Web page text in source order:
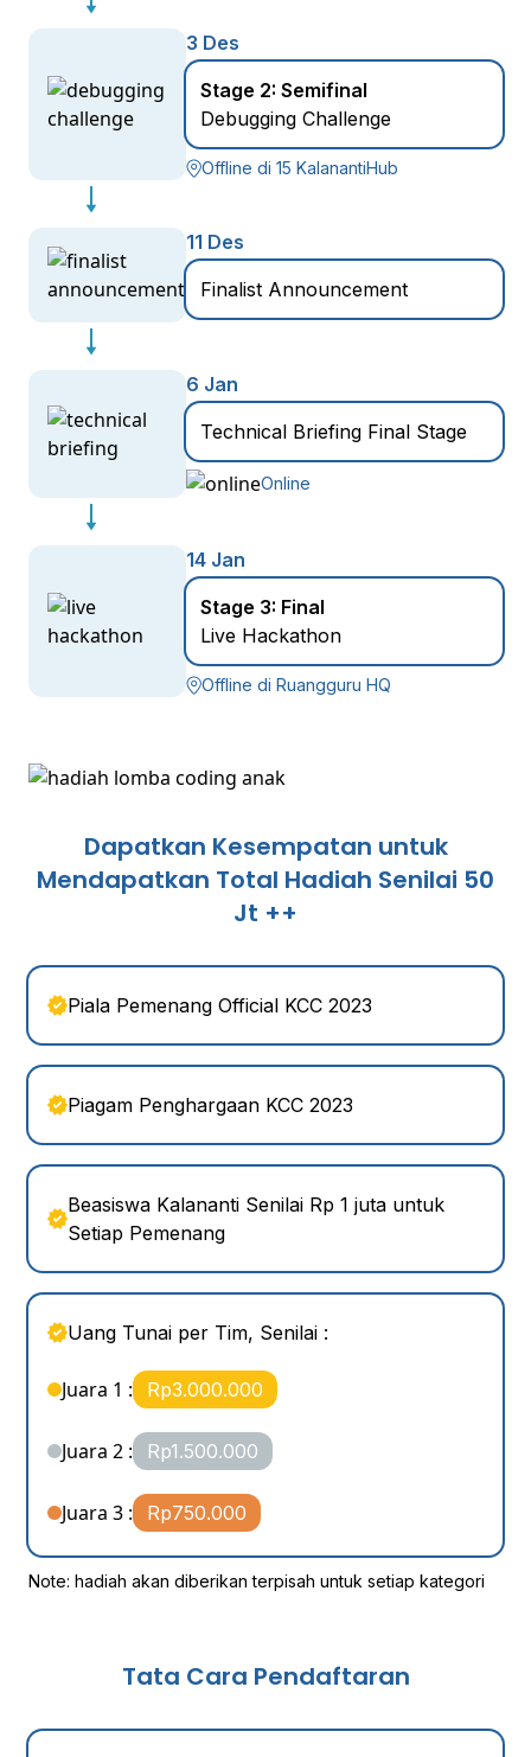
3 Des
Stage 2: Semifinal
Debugging Challenge
Offline di 15 KalanantiHub
11 Des
Finalist Announcement
6 Jan
Technical Briefing Final Stage
Online
14 Jan
Stage 3: Final
Live Hackathon
Offline di Ruangguru HQ
Dapatkan Kesempatan untuk
Mendapatkan Total Hadiah Senilai 50
Jt ++
Piala Pemenang Official KCC 2023
Piagam Penghargaan KCC 2023
Beasiswa Kalananti Senilai Rp 1 juta untuk
Setiap Pemenang
Uang Tunai per Tim, Senilai :
Juara 1 : Rp3.000.000
Juara 2 : Rp1.500.000
Juara 3 : Rp750.000
Note: hadiah akan diberikan terpisah untuk setiap kategori
Tata Cara Pendaftaran